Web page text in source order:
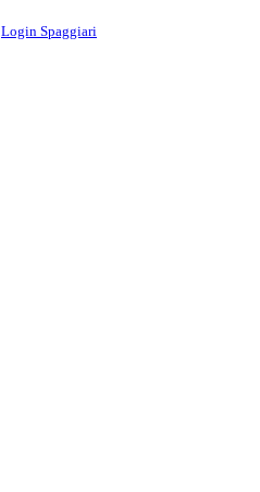
Login Spaggiari